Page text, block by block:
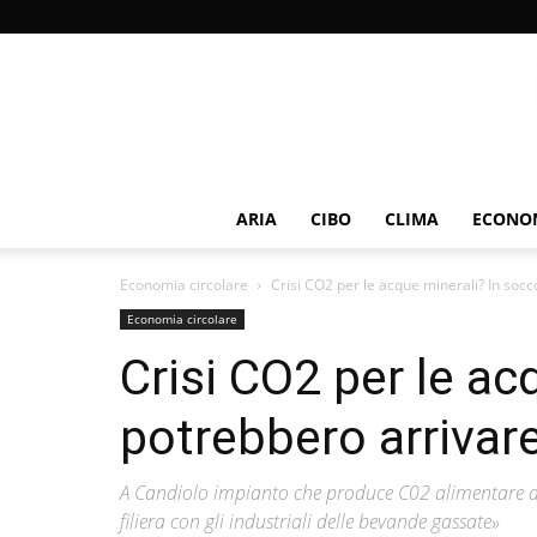
ARIA CIBO CLIMA
Economia circolare Crisi CO2 per le acque minerali? In
Economia circolare
Crisi CO2 per le
potrebbero
A Candiolo impianto che produce C02
filiera con gli industriali delle bevande gassate»